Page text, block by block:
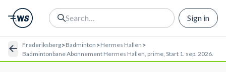
Sign in
Frederiksberg>Badminton >Hermes Hallen >
Badmintonbane Abonnement Hermes Hallen, prime, Start 1. sep. 2026.